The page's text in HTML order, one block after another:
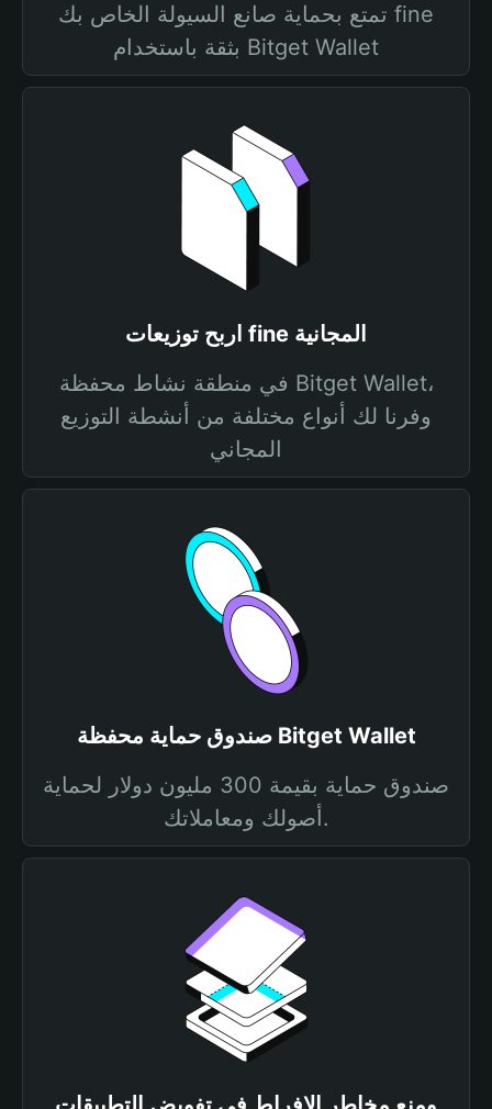
تمتع بحماية صانع السيولة الخاص بك fine
بثقة باستخدام Bitget Wallet
اربح توزيعات fine المجانية
في منطقة نشاط محفظة Bitget Wallet،
وفرنا لك أنواع مختلفة من أنشطة التوزيع
المجاني
صندوق حماية محفظة Bitget Wallet
صندوق حماية بقيمة 300 مليون دولار لحماية
أصولك ومعاملاتك.